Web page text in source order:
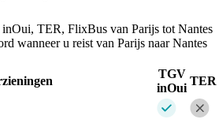
TER, FlixBus van Parijs tot Nantes
wanneer u reist van Parijs naar Nantes
TGV
inOui
TER